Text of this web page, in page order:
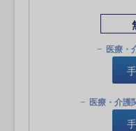
医療・
医療・介護